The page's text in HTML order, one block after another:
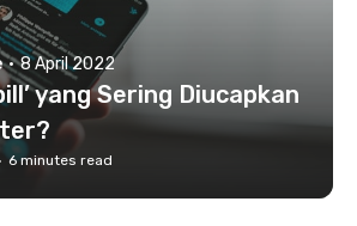
· 8 April 2022
yang Sering Diucapkan
6minutes read